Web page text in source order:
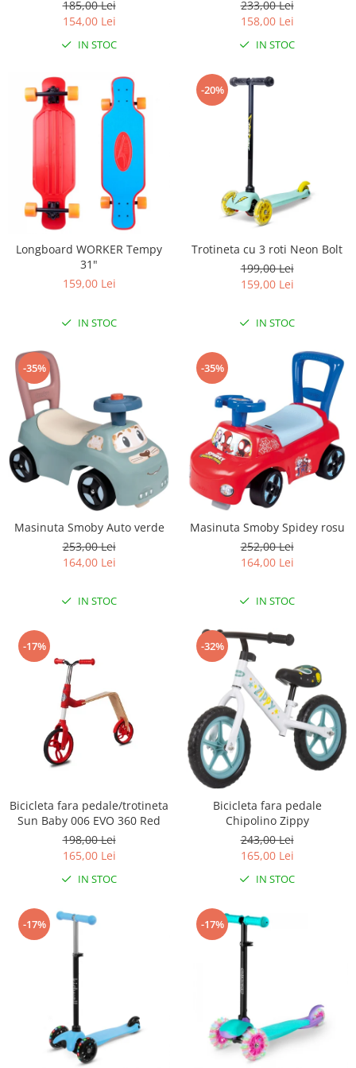
Lampi de veghe
185,00 Lei
154,00 Lei
IN STOC
233,00 Lei
158,00 Lei
IN STOC
Longboard WORKER Tempy
31"
159,00 Lei
IN STOC
-20%
Trotineta cu 3 roti Neon Bolt
199,00 Lei
159,00 Lei
IN STOC
-35%
Masinuta Smoby Auto verde
253,00 Lei
164,00 Lei
IN STOC
-35%
Masinuta Smoby Spidey rosu
252,00 Lei
164,00 Lei
IN STOC
-17%
Bicicleta fara pedale/trotineta
Sun Baby 006 EVO 360 Red
198,00 Lei
165,00 Lei
IN STOC
-32%
Bicicleta fara pedale
Chipolino Zippy
243,00 Lei
165,00 Lei
IN STOC
-17% -17%